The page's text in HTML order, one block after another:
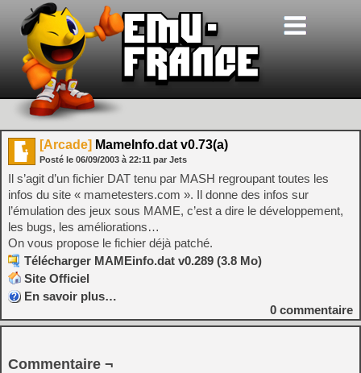
[Arcade] MameInfo.dat v0.73(a)
Posté le 06/09/2003 à 22:11 par Jets
Il s’agit d’un fichier DAT tenu par MASH regroupant toutes les
infos du site « mametesters.com ». Il donne des infos sur
l’émulation des jeux sous MAME, c’est a dire le développement,
les bugs, les améliorations…
On vous propose le fichier déjà patché.
Télécharger MAMEinfo.dat v0.289 (3.8 Mo)
Site Officiel
En savoir plus…
0 commentaire
Commentaire ¬